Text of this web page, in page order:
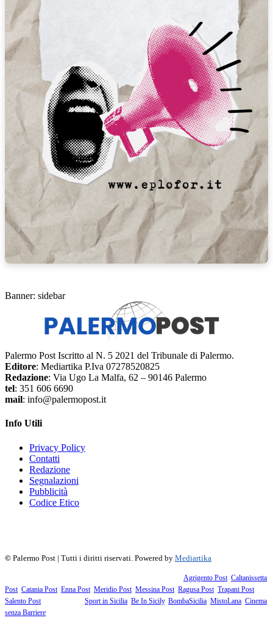
Banner: sidebar
Palermo Post Iscritto al N. 5 2021 del Tribunale di Palermo.
Editore: Mediartika P.Iva 07278520825
Redazione: Via Ugo La Malfa, 62 – 90146 Palermo
tel: 351 606 6690
mail: info@palermopost.it
Info Utili
Privacy Policy
Contatti
Redazione
Segnalazioni
Pubblicità
Codice Etico
© Palermo Post | Tutti i diritti riservati. Powered by Mediartika
Agrigento Post, Caltanissetta
Post, Catania Post, Enna Post, Meridio Post, Messina Post, Ragusa Post, Trapani Post,
Salento Post. I siti tematici: Sport in Sicilia Be In Sicily, BombaSicilia MistoLana Cinema
senza Barriere